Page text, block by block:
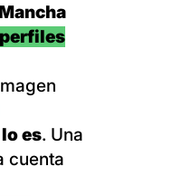
es. Una
cuenta